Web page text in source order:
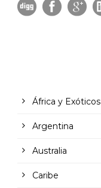
África y Exóticos
Argentina
Australia
Caribe